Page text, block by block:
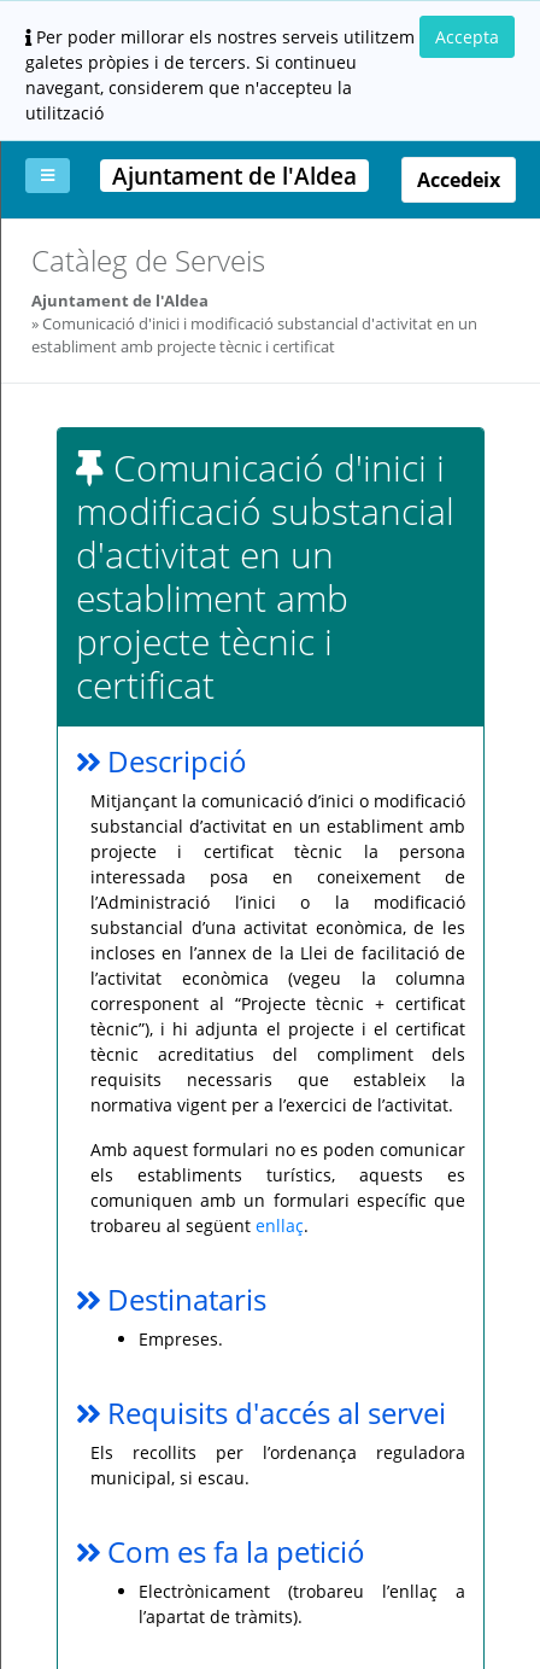
Per poder millorar els nostres serveis utilitzem
galetes pròpies i de tercers. Si continueu
navegant, considerem que n'accepteu la
utilització
Accepta
meva
documentació
ciutadana
administracions)
incidència,
Ajuntament de l'Aldea Accedeix
Catàleg de Serveis
Ajuntament de l'Aldea
Comunicació d'inici i modificació substancial d'activitat en un
establiment amb projecte tècnic i certificat
Comunicació d'inici i
modificació substancial
d'activitat en un
establiment amb
projecte tècnic i
certificat
Descripció
Mitjançant la comunicació d’inici o modificació
substancial d’activitat en un establiment amb
projecte i certificat tècnic la persona
interessada posa en coneixement de
l’Administració l’inici o la modificació
substancial d’una activitat econòmica, de les
incloses en l’annex de la Llei de facilitació de
l’activitat econòmica (vegeu la columna
corresponent al “Projecte tècnic + certificat
tècnic”), i hi adjunta el projecte i el certificat
tècnic acreditatius del compliment dels
requisits necessaris que estableix la
normativa vigent per a l’exercici de l’activitat.
Amb aquest formulari no es poden comunicar
els establiments turístics, aquests es
comuniquen amb un formulari específic que
trobareu al següent enllaç.
Destinataris
Empreses.
Requisits d'accés al servei
Els recollits per l’ordenança reguladora
municipal, si escau.
Com es fa la petició
Electrònicament (trobareu l’enllaç a
l’apartat de tràmits).